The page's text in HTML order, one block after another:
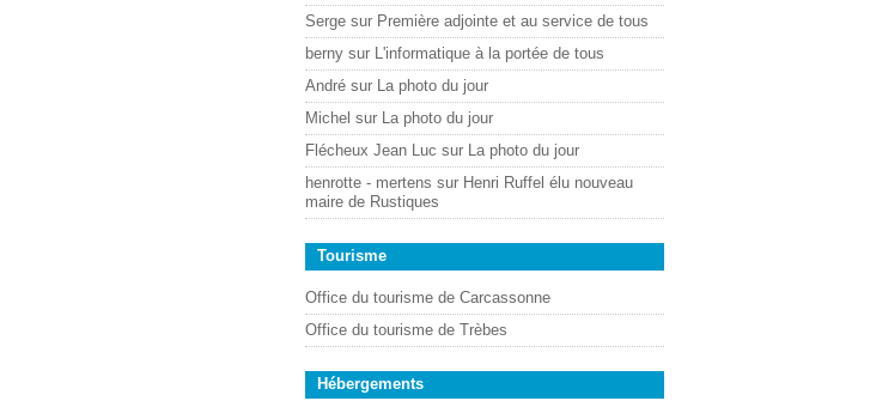
Serge sur Première adjointe et au service de tous
berny sur L'informatique à la portée de tous
André sur La photo du jour
Michel sur La photo du jour
Flécheux Jean Luc sur La photo du jour
henrotte - mertens sur Henri Ruffel élu nouveau
maire de Rustiques
Tourisme
Office du tourisme de Carcassonne
Office du tourisme de Trèbes
Hébergements